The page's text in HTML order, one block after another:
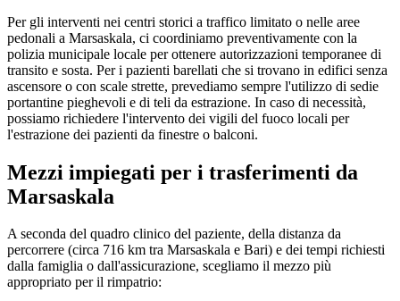
Per gli interventi nei centri storici a traffico limitato o nelle aree
pedonali a Marsaskala, ci coordiniamo preventivamente con la
polizia municipale locale per ottenere autorizzazioni temporanee di
transito e sosta. Per i pazienti barellati che si trovano in edifici senza
ascensore o con scale strette, prevediamo sempre l'utilizzo di sedie
portantine pieghevoli e di teli da estrazione. In caso di necessità,
possiamo richiedere l'intervento dei vigili del fuoco locali per
l'estrazione dei pazienti da finestre o balconi.
Mezzi impiegati per i trasferimenti da
Marsaskala
A seconda del quadro clinico del paziente, della distanza da
percorrere (circa 716 km tra Marsaskala e Bari) e dei tempi richiesti
dalla famiglia o dall'assicurazione, scegliamo il mezzo più
appropriato per il rimpatrio: